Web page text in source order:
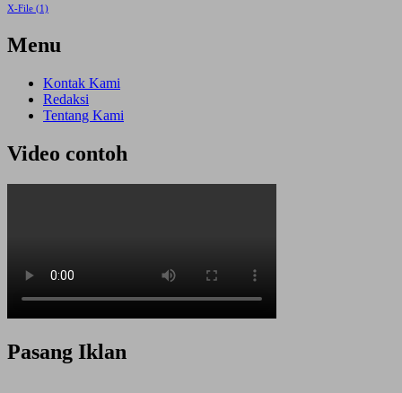
X-File (1)
Menu
Kontak Kami
Redaksi
Tentang Kami
Video contoh
Pasang Iklan